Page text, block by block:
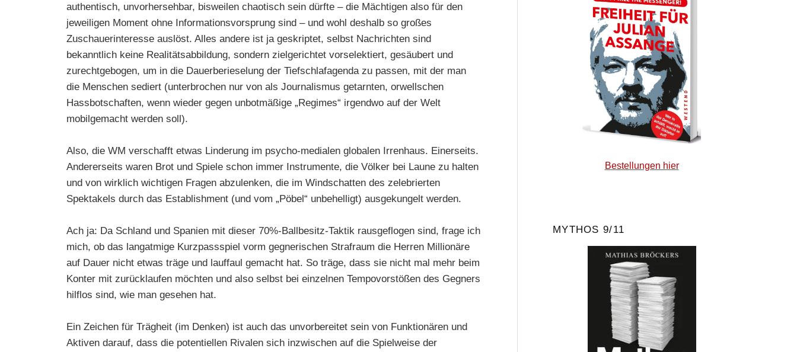
authentisch, unvorhersehbar, bisweilen chaotisch sein dürfte – die Mächtigen also für den
jeweiligen Moment ohne Informationsvorsprung sind – und wohl deshalb so großes
Zuschauerinteresse auslöst. Alles andere ist ja geskriptet, selbst Nachrichten sind
bekanntlich keine Realitätsabbildung, sondern zielgerichtet vorselektiert, gesäubert und
zurechtgebogen, um in die Dauerberieselung der Tiefschlafagenda zu passen, mit der man
die Menschen sediert (unterbrochen nur von als Journalismus getarnten, orwellschen
Hassbotschaften, wenn wieder gegen unbotmäßige „Regimes“ irgendwo auf der Welt
mobilgemacht werden soll).
Also, die WM verschafft etwas Linderung im psycho-medialen globalen Irrenhaus. Einerseits.
Andererseits waren Brot und Spiele schon immer Instrumente, die Völker bei Laune zu halten
und von wirklich wichtigen Fragen abzulenken, die im Windschatten des zelebrierten
Spektakels durch das Establishment (und vom „Pöbel“ unbehelligt) ausgekungelt werden.
Ach ja: Da Schland und Spanien mit dieser 70%-Ballbesitz-Taktik rausgeflogen sind, frage ich
mich, ob das langatmige Kurzpassspiel vorm gegnerischen Strafraum die Herren Millionäre
auf Dauer nicht etwas träge und lauffaul gemacht hat. So träge, dass sie nicht mal mehr beim
Konter mit zurücklaufen möchten und also selbst bei einzelnen Tempovorstößen des Gegners
hilflos sind, wie man gesehen hat.
Ein Zeichen für Trägheit (im Denken) ist auch das unvorbereitet sein von Funktionären und
Aktiven darauf, dass die potentiellen Rivalen sich inzwischen auf die Spielweise der
Bestellungen hier
MYTHOS 9/11